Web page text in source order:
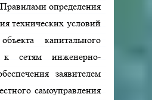
определения
технических условий
капитального
к сетям инженерно-
заявителем
самоуправления